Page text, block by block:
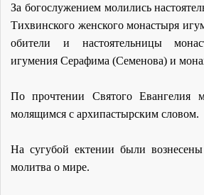
За богослужением молились
Тихвинского женского монастыря
обители и настоятельницы
игумения Серафима (Семенова) и
По прочтении Святого Евангелия
молящимся с архипастырским словом.
На сугубой ектении были
молитва о мире.